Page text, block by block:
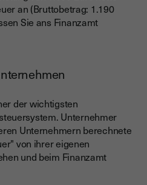
an (Bruttobetrag: 1.190
Sie ans Finanzamt
der wichtigsten
Unternehmer
Unternehmern berechnete
von ihrer eigenen
und beim Finanzamt